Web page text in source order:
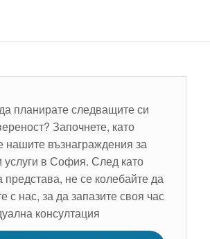
планирате следващите си
Започнете, като
нашите възнаграждения за
услуги в София. След като
представа, не се колебайте да
с нас, за да запазите своя час
консултация